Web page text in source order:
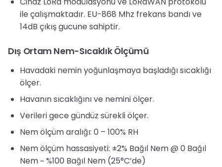
ile çalışmaktadır. EU-868 Mhz frekans bandı ve
14dB çıkış gucune sahiptir.
Dış Ortam Nem-Sıcaklık Ölçümü
Havadaki nemin yoğunlaşmaya başladığı sıcaklığı
ölçer.
Havanın sıcaklığını ve nemini ölçer.
Verileri gece gündüz sürekli ölçer.
Nem ölçüm aralığı: 0 – 100% RH
Nem ölçüm hassasiyeti: ±2% Bağıl Nem @ 0 Bağıl
Nem ~ %100 Bağıl Nem (25°C’de)